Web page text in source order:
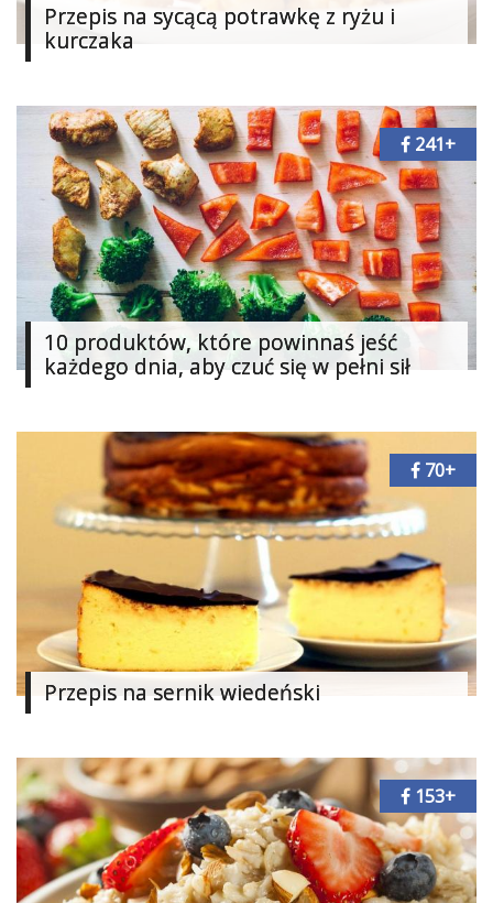
Przepis na sycącą potrawkę z ryżu i
kurczaka
10 produktów, które powinnaś jeść
każdego dnia, aby czuć się w pełni sił
241+
Przepis na sernik wiedeński
70+
153+